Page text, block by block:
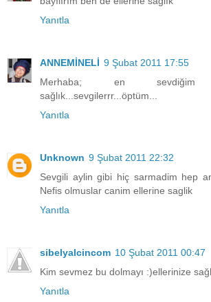
Yanıtla
ANNEMİNELİ 9 Şubat 2011 17:55
Merhaba; en sevdiğim
sağlık...sevgilerrr...öptüm...
Yanıtla
Unknown 9 Şubat 2011 22:32
Sevgili aylin gibi hiç sarmadim hep
Nefis olmuslar canim ellerine saglik
Yanıtla
sibelyalcincom 10 Şubat 2011 00:47
Kim sevmez bu dolmayı :)ellerinize
Yanıtla